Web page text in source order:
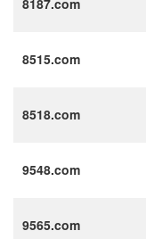
8515.com
8518.com
9548.com
9565.com